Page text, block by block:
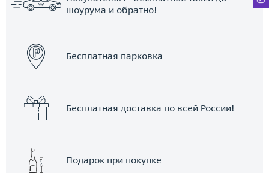
шоурума и обратно!
Бесплатная парковка
Бесплатная доставка по всей России!
Подарок при покупке